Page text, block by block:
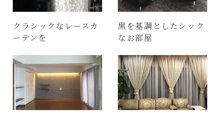
クラシックなレースカ
ーテンを
黒を基調としたシック
なお部屋